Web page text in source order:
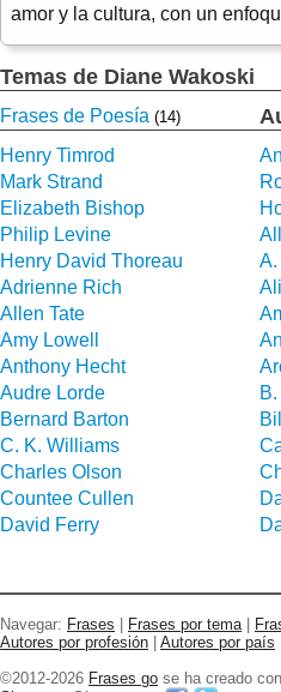
amor y la cultura, con un
Temas de Diane Wakoski
Frases de Poesía (14)
Henry Timrod
Mark Strand
Elizabeth Bishop
Philip Levine
Henry David Thoreau
A.
Adrienne Rich
Allen Tate
Amy Lowell
Anthony Hecht
Audre Lorde
Bernard Barton
C. K. Williams
Charles Olson
Countee Cullen
David Ferry
Navegar: Frases Frases por tema
Autores por profesión
Autores por país
©2012-2026 Frases go se ha creado con